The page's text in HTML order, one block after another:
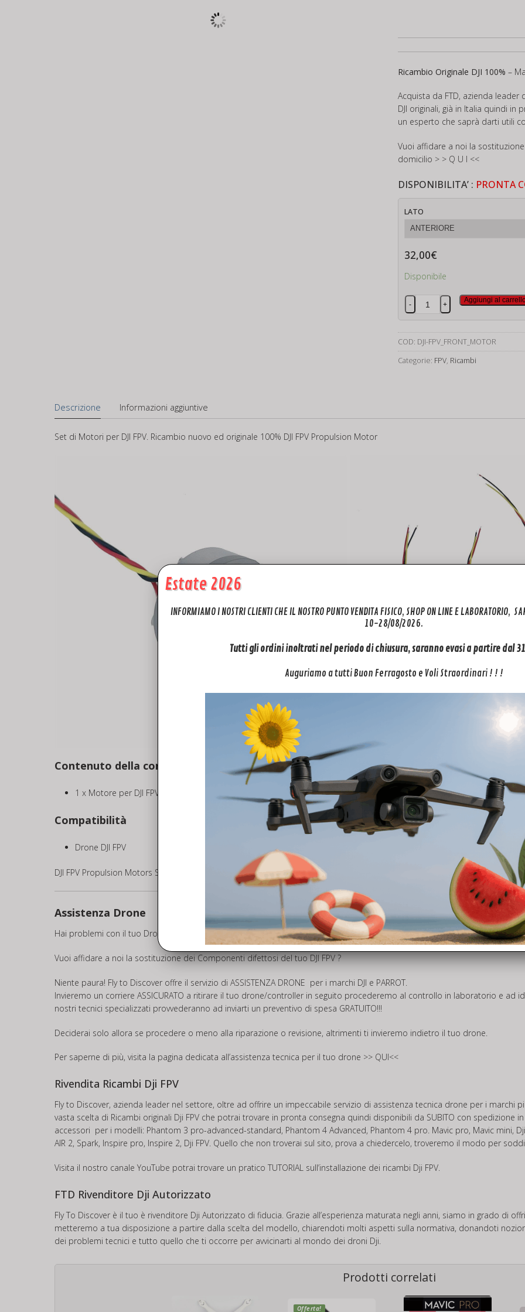
Ricambio Originale DJI 100% –
Acquista da FTD, azienda
DJI originali, già in Italia quindi
un esperto che saprà darti utili
Vuoi affidare a noi la
domicilio > > Q U I <<
DISPONIBILITA’ : PRONTA
LATO
32,00€
Disponibile
DJI
FPV
Motor
quantità
- +
Aggiungi al
COD: DJI-FPV_FRONT_MOTOR
Categorie: FPV, Ricambi
Descrizione Informazioni aggiuntive
Set di Motori per DJI FPV. Ricambio nuovo ed originale 100% DJI FPV Propulsion Motor
Contenuto della confezione
1 x Motore per DJI FPV
Compatibilità
Drone DJI FPV
DJI FPV Propulsion Motors Set | Set di Motori per DJI FPV
Assistenza Drone
Hai problemi con il tuo Drone o Controller e vuoi inviarcelo per assistenza una revisione o semplicemente per un controllo?
Vuoi affidare a noi la sostituzione dei Componenti difettosi del tuo DJI FPV ?
Niente paura! Fly to Discover offre il servizio di ASSISTENZA DRONE per i marchi DJI e PARROT.
Invieremo un corriere ASSICURATO a ritirare il tuo drone/controller in seguito procederemo al controllo in laboratorio e ad
nostri tecnici specializzati provvederanno ad inviarti un preventivo di spesa GRATUITO!!!
Deciderai solo allora se procedere o meno alla riparazione o revisione, altrimenti ti invieremo indietro il tuo drone.
Per saperne di più, visita la pagina dedicata all’assistenza tecnica per il tuo drone >> QUI<<
Rivendita Ricambi Dji FPV
Fly to Discover, azienda leader nel settore, oltre ad offrire un impeccabile servizio di assistenza tecnica drone per i
vasta scelta di Ricambi originali Dji FPV che potrai trovare in pronta consegna quindi disponibili da SUBITO con spedizione
accessori per i modelli: Phantom 3 pro-advanced-standard, Phantom 4 Advanced, Phantom 4 pro. Mavic pro, Mavic mini,
AIR 2, Spark, Inspire pro, Inspire 2, Dji FPV. Quello che non troverai sul sito, prova a chiedercelo, troveremo il modo per
Visita il nostro canale YouTube potrai trovare un pratico TUTORIALsull’installazione dei ricambi Dji FPV.
FTD Rivenditore Dji Autorizzato
Fly To Discover è il tuo è rivenditore Dji Autorizzato di fiducia. Grazie all’esperienza maturata negli anni, siamo in grado di
metteremo a tua disposizione a partire dalla scelta del modello, chiarendoti molti aspetti sulla normativa, donandoti
dei problemi tecnici e tutto quello che ti occorre per avvicinarti al mondo dei droni Dji.
Prodotti correlati
Offerta!
Estate 2026
INFORMIAMO I NOSTRI CLIENTI CHE IL NOSTRO PUNTO VENDITA FISICO, SHOP ON LINE E LABORATORIO,
10-28/08/2026.
Tutti gli ordini inoltrati nel periodo di chiusura, saranno evasi a partire dal
Auguriamo a tutti Buon Ferragosto e Voli Straordinari ! ! !